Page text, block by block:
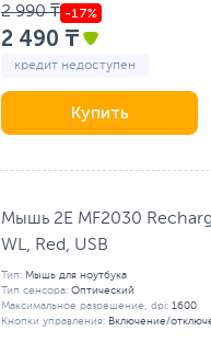
2 990 ₸
2 490 ₸
кредит недоступен
Купить
Мышь 2E MF2030
WL, Red, USB
Тип: Мышь для ноутбука
Тип сенсора: Оптический
Максимальное разрешение, dpi: 1600
Кнопки управления: Включение/